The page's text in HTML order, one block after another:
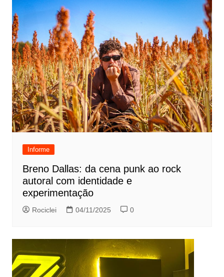
Informe
Breno Dallas: da cena punk ao rock
autoral com identidade e
experimentação
Rociclei 04/11/2025 0